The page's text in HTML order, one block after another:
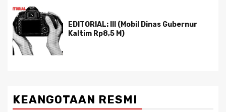
EDITORIAL: III (Mobil Dinas Gubernur
Kaltim Rp8,5 M)
KEANGOTAAN RESMI